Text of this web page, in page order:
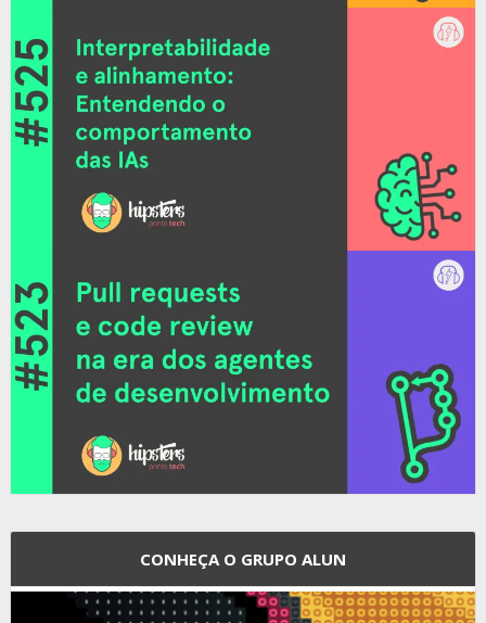
CONHEÇA O GRUPO ALUN